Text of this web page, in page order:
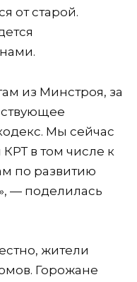
от старой.
из Минстроя, за
Мы сейчас
в том числе к
по развитию
», — поделилась
жители
Горожане